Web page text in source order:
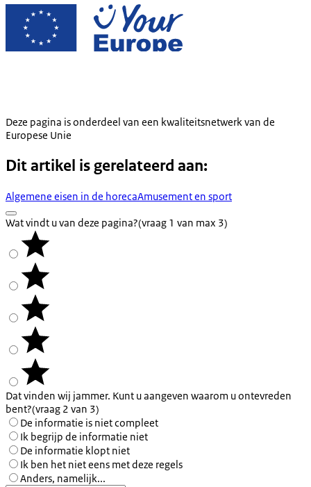
Deze pagina is onderdeel van een kwaliteitsnetwerk van de
Europese Unie
Dit artikel is gerelateerd aan:
Algemene eisen in de horecaAmusement en sport
Wat vindt u van deze pagina?(vraag 1 van max 3)
Dat vinden wij jammer. Kunt u aangeven waarom u ontevreden
bent?(vraag 2 van 3)
De informatie is niet compleet
Ik begrijp de informatie niet
De informatie klopt niet
Ik ben het niet eens met deze regels
Anders, namelijk...